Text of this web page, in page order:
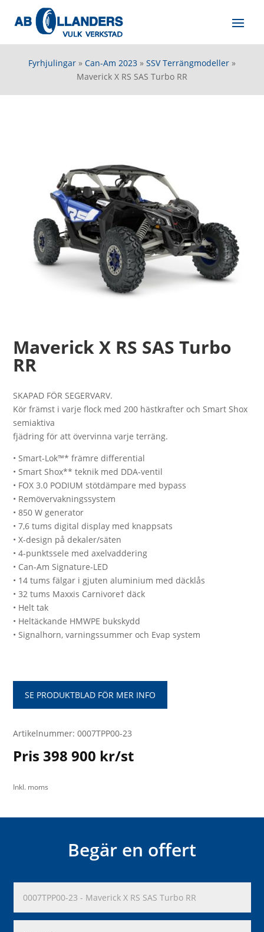
Fyrhjulingar» Can-Am 2023» SSV Terrängmodeller»
Maverick X RS SAS Turbo RR
Maverick X RS SAS Turbo
RR
SKAPAD FÖR SEGERVARV.
Kör främst i varje flock med 200 hästkrafter och Smart Shox
semiaktiva
fjädring för att övervinna varje terräng.
• Smart-Lok™* främre differential
• Smart Shox** teknik med DDA-ventil
• FOX 3.0 PODIUM stötdämpare med bypass
• Remövervakningssystem
• 850 W generator
• 7,6 tums digital display med knappsats
• X-design på dekaler/säten
• 4-punktssele med axelvaddering
• Can-Am Signature-LED
• 14 tums fälgar i gjuten aluminium med däcklås
• 32 tums Maxxis Carnivore† däck
• Helt tak
• Heltäckande HMWPE bukskydd
• Signalhorn, varningssummer och Evap system
SE PRODUKTBLAD FÖR MER INFO
Artikelnummer: 0007TPP00-23
Pris 398 900 kr/st
Inkl. moms
Begär en offert